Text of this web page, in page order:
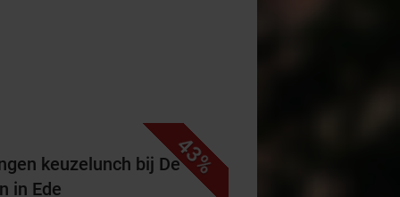
43%
keuzelunch bij De
in Ede